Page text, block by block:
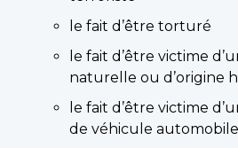
le fait d’être torturé
le fait d’être victime
naturelle ou d’origine
le fait d’être victime
de véhicule automobile